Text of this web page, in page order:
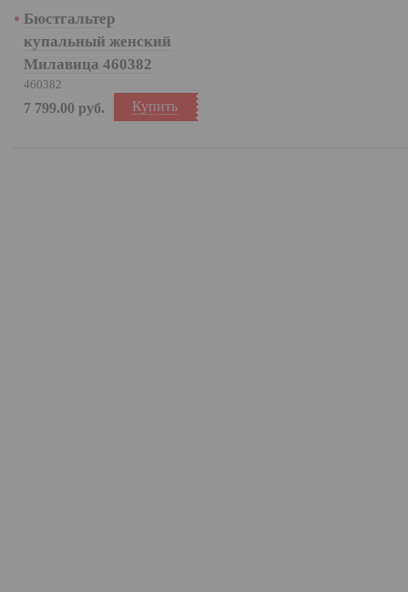
Бюстгальтер
купальный женский
Милавица 460382
460382
Купить
7 799.00 руб.